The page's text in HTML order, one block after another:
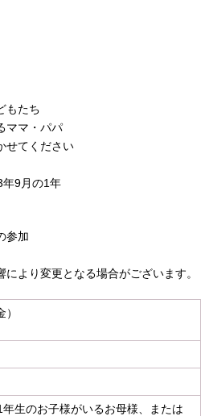
もたち
ママ・パパ
せてください
9月の1年
参加
より変更となる場合がございます。
生のお子様がいるお母様、または